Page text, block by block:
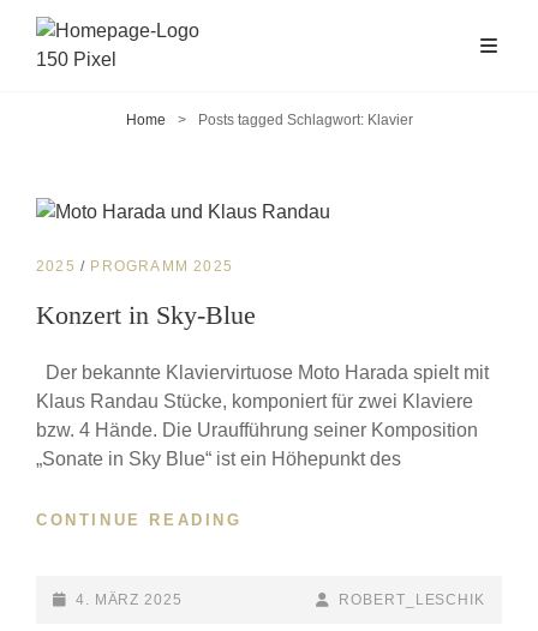
Home > Posts tagged Schlagwort: Klavier
CAT
2025 / PROGRAMM 2025
Konzert in Sky-Blue
Der bekannte Klaviervirtuose Moto Harada spielt mit
Klaus Randau Stücke, komponiert für zwei Klaviere
bzw. 4 Hände. Die Uraufführung seiner Komposition
„Sonate in Sky Blue“ ist ein Höhepunkt des
CONTINUE READING
POSTED-
4. MÄRZ 2025
BY
BYLINE
ROBERT_LESCHIK